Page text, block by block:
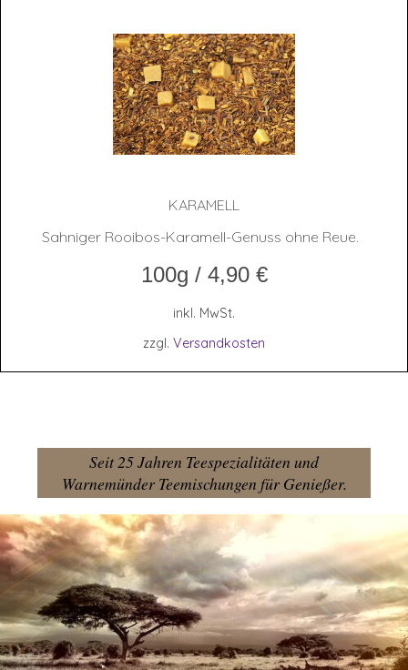
KARA­MELL
Sahniger Rooibos-Karamell-Genuss ohne Reue.
100g / 4,90 €
inkl. MwSt.
zzgl. Versandkosten
Seit 25 Jahren Teespezialitäten und
Warnemünder Teemischungen für Genießer.